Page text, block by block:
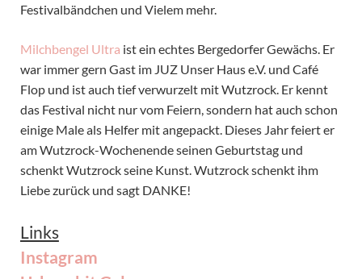
Festivalbändchen und Vielem mehr.
Milchbengel Ultra ist ein echtes Bergedorfer Gewächs. Er
war immer gern Gast im JUZ Unser Haus e.V. und Café
Flop und ist auch tief verwurzelt mit Wutzrock. Er kennt
das Festival nicht nur vom Feiern, sondern hat auch schon
einige Male als Helfer mit angepackt. Dieses Jahr feiert er
am Wutzrock-Wochenende seinen Geburtstag und
schenkt Wutzrock seine Kunst. Wutzrock schenkt ihm
Liebe zurück und sagt DANKE!
Links
Instagram